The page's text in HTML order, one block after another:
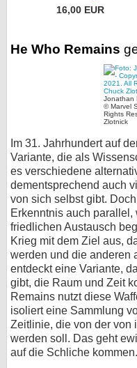
16,00 EUR
He Who Remains
Jonathan
© Marvel
Rights
Zlotnick
Im 31. Jahrhundert auf
Variante, die als
es verschiedene
dementsprechend auch
von sich selbst gibt.
Erkenntnis auch
friedlichen Austausch
Krieg mit dem Ziel aus,
werden und die anderen
entdeckt eine Variante,
gibt, die Raum und Zeit
Remains nutzt diese
isoliert eine Sammlung
Zeitlinie, die von der von
werden soll. Das geht
auf die Schliche kommen.